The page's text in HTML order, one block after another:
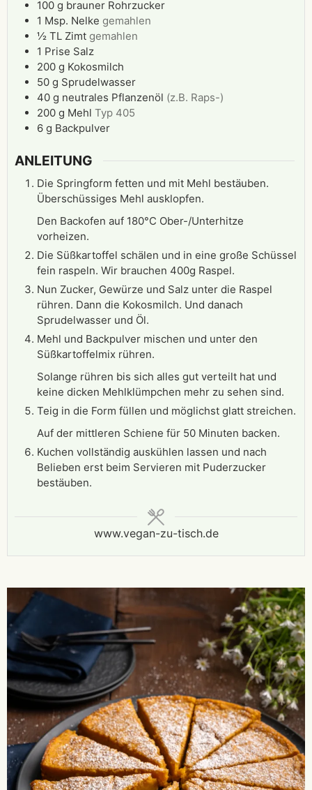
100 g brauner Rohrzucker
1 Msp. Nelke gemahlen
½ TL Zimt gemahlen
1 Prise Salz
200 g Kokosmilch
50 g Sprudelwasser
40 g neutrales Pflanzenöl (z.B. Raps-)
200 g Mehl Typ 405
6 g Backpulver
ANLEITUNG
Die Springform fetten und mit Mehl bestäuben.
Überschüssiges Mehl ausklopfen.
Den Backofen auf 180°C Ober-/Unterhitze
vorheizen.
Die Süßkartoffel schälen und in eine große Schüssel
fein raspeln. Wir brauchen 400g Raspel.
Nun Zucker, Gewürze und Salz unter die Raspel
rühren. Dann die Kokosmilch. Und danach
Sprudelwasser und Öl.
Mehl und Backpulver mischen und unter den
Süßkartoffelmix rühren.
Solange rühren bis sich alles gut verteilt hat und
keine dicken Mehlklümpchen mehr zu sehen sind.
Teig in die Form füllen und möglichst glatt streichen.
Auf der mittleren Schiene für 50 Minuten backen.
Kuchen vollständig auskühlen lassen und nach
Belieben erst beim Servieren mit Puderzucker
bestäuben.
www.vegan-zu-tisch.de